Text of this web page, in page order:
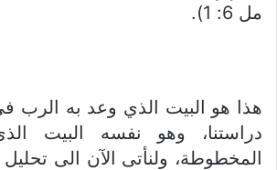
مل 6: 1).
هذا هو البيت الذي وعد به الرب
دراستنا، وهو نفسه البيت
المخطوطة، ولنأتى الآن الى